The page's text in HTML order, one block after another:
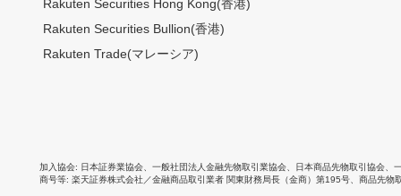
Rakuten Securities Hong Kong(香港)
Rakuten Securities Bullion(香港)
Rakuten Trade(マレーシア)
加入協会 日本証券業協会 一般社団法人金融先物取引業協会 日本商品先物取引協会
商号等 楽天証券株式会社／金融商品取引業者 関東財務局長（金商）第195号、商品先物